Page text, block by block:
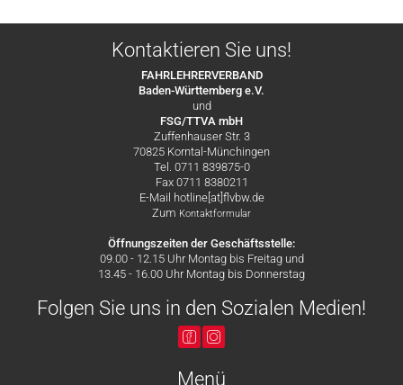
Kontaktieren Sie uns!
FAHRLEHRERVERBAND
Baden-Württemberg e.V.
und
FSG/TTVA mbH
Zuffenhauser Str. 3
70825 Korntal-Münchingen
Tel. 0711 839875-0
Fax 0711 8380211
E-Mail hotline[at]flvbw.de
Zum Kontaktformular
Öffnungszeiten der Geschäftsstelle:
09.00 - 12.15 Uhr Montag bis Freitag und
13.45 - 16.00 Uhr Montag bis Donnerstag
Folgen Sie uns in den Sozialen Medien!
Menü